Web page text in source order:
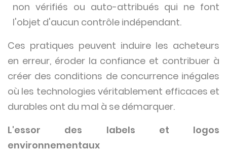
non vérifiés ou auto-attribués qui ne font
l'objet d'aucun contrôle indépendant.
Ces pratiques peuvent induire les acheteurs
en erreur, éroder la confiance et contribuer à
créer des conditions de concurrence inégales
où les technologies véritablement efficaces et
durables ont du mal à se démarquer.
L'essor des labels et logos
environnementaux